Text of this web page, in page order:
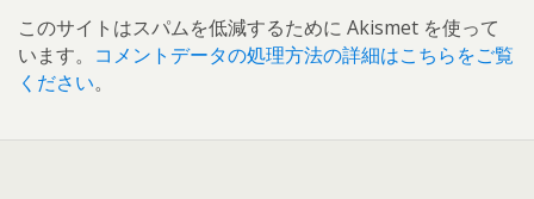
このサイトはスパムを低減するために Akismet を使って
います。 コメントデータの処理方法の詳細はこちらをご覧
ください。